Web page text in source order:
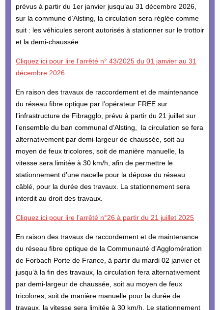
prévus à partir du 1er janvier jusqu’au 31 décembre 2026,
sur la commune d’Alsting, la circulation sera réglée comme
suit : les véhicules seront autorisés à stationner sur le trottoir
et la demi-chaussée.
Cliquez ici pour lire l’arrêté n° 43/2025 du 01 janvier au 31
décembre 2026
En raison des travaux de raccordement et de maintenance
du réseau fibre optique par l’opérateur FREE sur
l’infrastructure de Fibragglo, prévu à partir du 21 juillet sur
l’ensemble du ban communal d’Alsting, la circulation se fera
alternativement par demi-largeur de chaussée, soit au
moyen de feux tricolores, soit de manière manuelle, la
vitesse sera limitée à 30 km/h, afin de permettre le
stationnement d’une nacelle pour la dépose du réseau
câblé, pour la durée des travaux. La stationnement sera
interdit au droit des travaux.
Cliquez ici pour lire l’arrêté n°26 à partir du 21 juillet 2025
En raison des travaux de raccordement et de maintenance
du réseau fibre optique de la Communauté d’Agglomération
de Forbach Porte de France, à partir du mardi 02 janvier et
jusqu’à la fin des travaux, la circulation fera alternativement
par demi-largeur de chaussée, soit au moyen de feux
tricolores, soit de manière manuelle pour la durée de
travaux, la vitesse sera limitée à 30 km/h. Le stationnement